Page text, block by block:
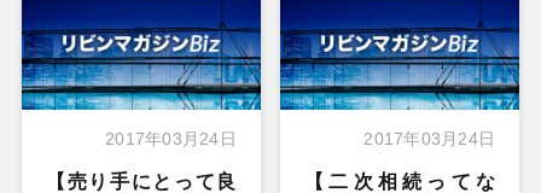
2017年03月24日
【売り手にとって良
2017年03月24日
【二次相続ってな